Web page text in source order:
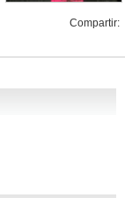
Compartir: